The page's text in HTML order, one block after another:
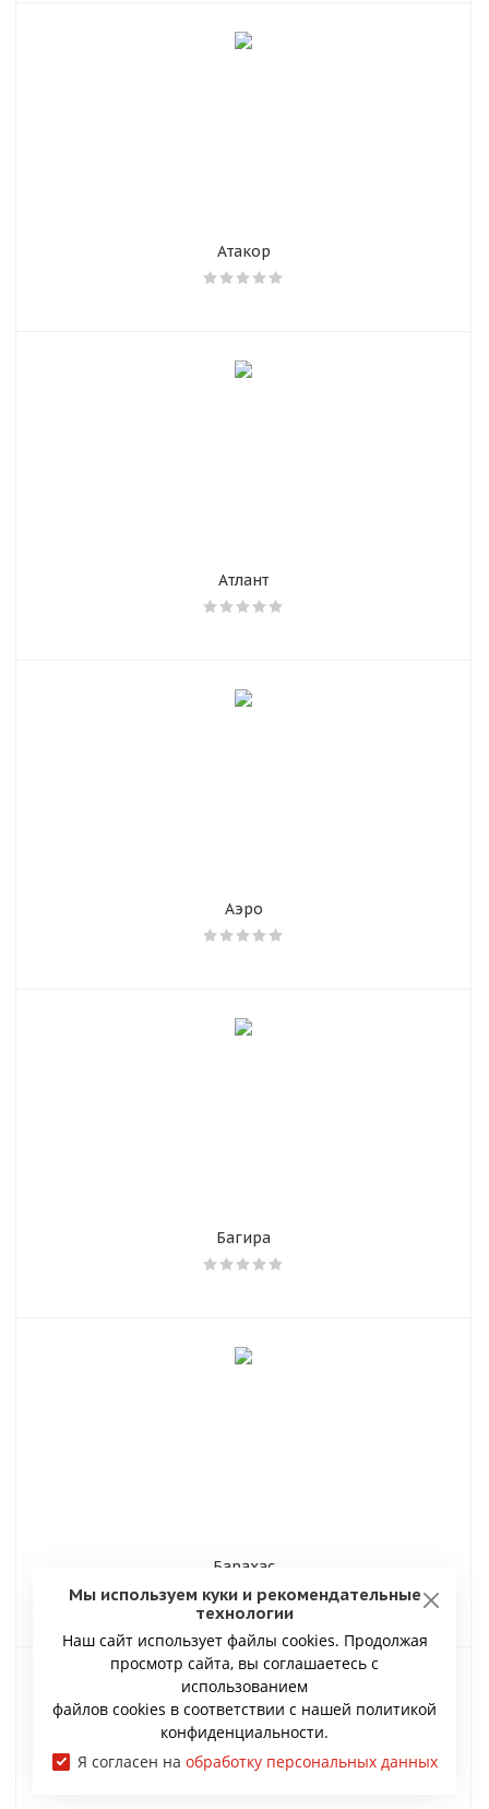
Атакор
Атлант
Аэро
Багира
Барахас
Мы используем куки и рекомендательные
технологии
Наш сайт использует файлы cookies. Продолжая
просмотр сайта, вы соглашаетесь с
использованием
файлов cookies в соответствии с нашей политикой
конфиденциальности.
Я согласен на обработку персональных данных